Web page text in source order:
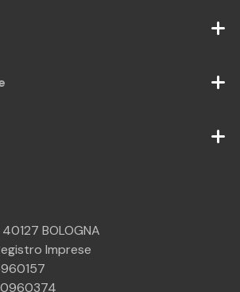
BOLOGNA
Imprese